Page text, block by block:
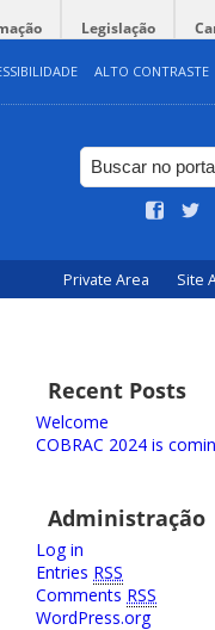
Legislação
ALTO CONTRASTE
Private Area Site
Recent Posts
Welcome
COBRAC 2024 is
Administração
Log in
Entries RSS
Comments RSS
WordPress.org